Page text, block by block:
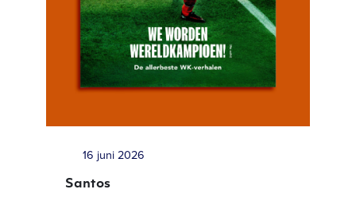
16 juni 2026
Santos